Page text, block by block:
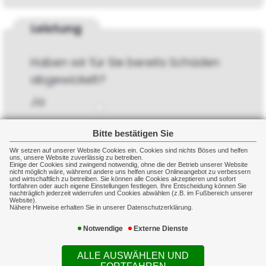
Bitte bestätigen Sie
Wir setzen auf unserer Website Cookies ein. Cookies sind nichts Böses und helfen
uns, unsere Website zuverlässig zu betreiben.
Einige der Cookies sind zwingend notwendig, ohne die der Betrieb unserer Website
nicht möglich wäre, während andere uns helfen unser Onlineangebot zu verbessern
und wirtschaftlich zu betreiben. Sie können alle Cookies akzeptieren und sofort
fortfahren oder auch eigene Einstellungen festlegen. Ihre Entscheidung können Sie
nachträglich jederzeit widerrufen und Cookies abwählen (z.B. im Fußbereich unserer
Website).
Nähere Hinweise erhalten Sie in unserer Datenschutzerklärung.
Notwendige Externe Dienste
ALLE AUSWÄHLEN UND
Leistung
Haben wir für Sie bereits Schäden
abgewickelt?
Ja
Wenn ja, wie beurteilen Sie die
Schadenbearbeitung?
1
2 3 4 5 6
Helfen Sie uns, uns